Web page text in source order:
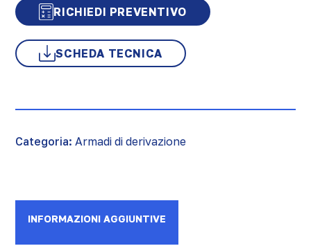
RICHIEDI PREVENTIVO
SCHEDA TECNICA
Categoria:Armadi di derivazione
INFORMAZIONI AGGIUNTIVE